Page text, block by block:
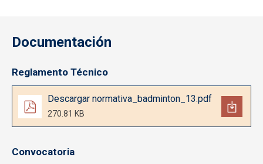
Documentación
Reglamento Técnico
Documento
Descargar normativa_badminton_13.pdf
270.81 KB
Convocatoria